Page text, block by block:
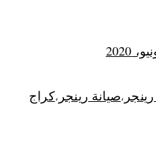
،صيانة رينجر ،كراج